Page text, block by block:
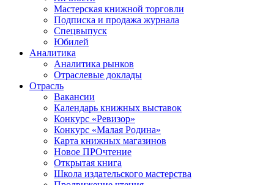
Мастерская книжной торговли
Подписка и продажа журнала
Спецвыпуск
Юбилей
Аналитика
Аналитика рынков
Отраслевые доклады
Отрасль
Вакансии
Календарь книжных выставок
Конкурс «Ревизор»
Конкурс «Малая Родина»
Карта книжных магазинов
Новое ПРОчтение
Открытая книга
Школа издательского мастерства